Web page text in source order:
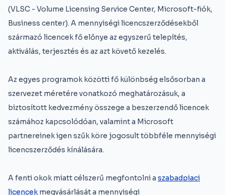
(VLSC - Volume Licensing Service Center, Microsoft-fiók,
Business center). A mennyiségi licencszerződésekből
származó licencek fő előnye az egyszerű telepítés,
aktiválás, terjesztés és az azt követő kezelés.
Az egyes programok közötti fő különbség elsősorban a
szervezet méretére vonatkozó meghatározásuk, a
biztosított kedvezmény összege a beszerzendő licencek
számához kapcsolódóan, valamint a Microsoft
partnereinek igen szűk köre jogosult többféle mennyiségi
licencszerződés kínálására.
A fenti okok miatt célszerű megfontolni a szabadpiaci
licencekmegvásárlását a mennyiségi